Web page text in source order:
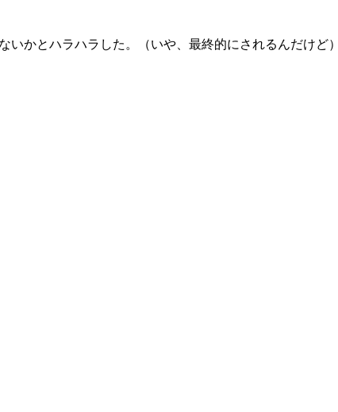
かとハラハラした。（いや、最終的にされるんだけど）